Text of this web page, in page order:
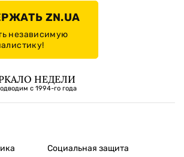
ZN.UA
независимую
НЕДЕЛИ
с 1994-го года
Социальная защита